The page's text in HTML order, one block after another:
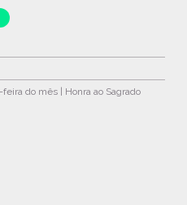
feira do mês | Honra ao Sagrado